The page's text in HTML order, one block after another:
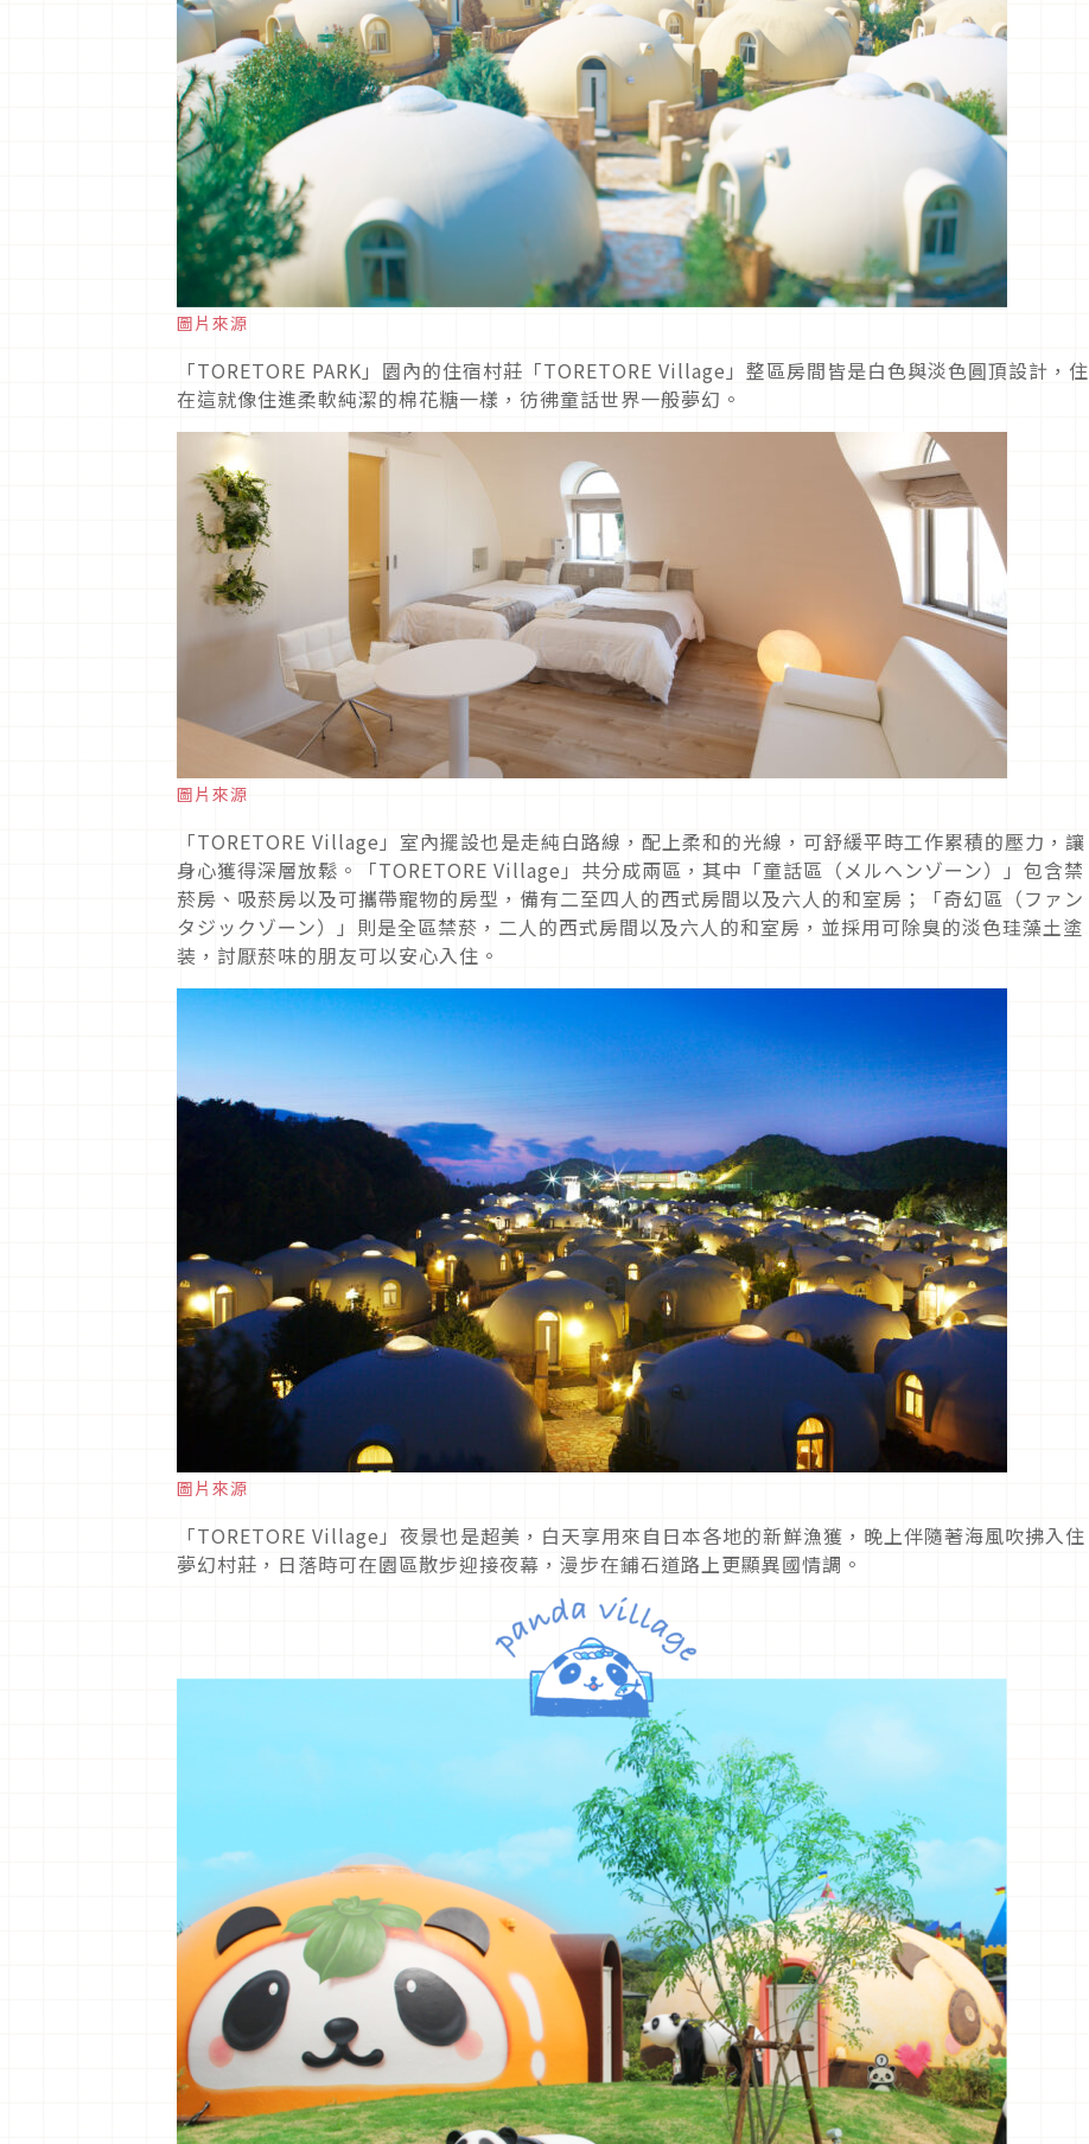
圖片來源
「TORETORE PARK」園內的住宿村莊「TORETORE Village」整區房間皆是白色與淡色圓頂設計，住
在這就像住進柔軟純潔的棉花糖一樣，彷彿童話世界一般夢幻。
圖片來源
「TORETORE Village」室內擺設也是走純白路線，配上柔和的光線，可舒緩平時工作累積的壓力，讓
身心獲得深層放鬆。「TORETORE Village」共分成兩區，其中「童話區（メルヘンゾーン）」包含禁
菸房、吸菸房以及可攜帶寵物的房型，備有二至四人的西式房間以及六人的和室房；「奇幻區（ファン
タジックゾーン）」則是全區禁菸，二人的西式房間以及六人的和室房，並採用可除臭的淡色珪藻土塗
装，討厭菸味的朋友可以安心入住。
圖片來源
「TORETORE Village」夜景也是超美，白天享用來自日本各地的新鮮漁獲，晚上伴隨著海風吹拂入住
夢幻村莊，日落時可在園區散步迎接夜幕，漫步在鋪石道路上更顯異國情調。